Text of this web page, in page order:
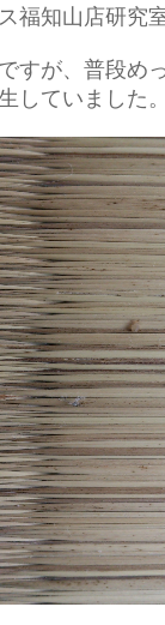
福知山店研究
すが、普段め
していました